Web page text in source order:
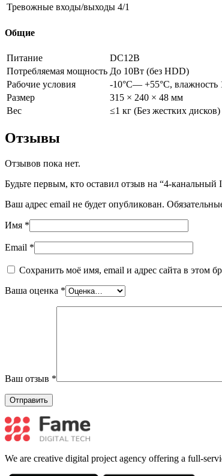
Тревожные входы/выходы 4/1
Общие
Питание
DC12В
Потребляемая мощность До 10Вт (без HDD)
Рабочие условия
-10°C— +55°C, влажность
Размер
315 × 240 × 48 мм
Вес
≤1 кг (Без жестких дисков)
Отзывы
Отзывов пока нет.
Будьте первым, кто оставил отзыв на “4-канальный
Ваш адрес email не будет опубликован.
Имя *
Email *
Сохранить моё имя, email и адрес сайта в этом
Ваша оценка *
Ваш отзыв *
We are creative digital project agency offering a full-